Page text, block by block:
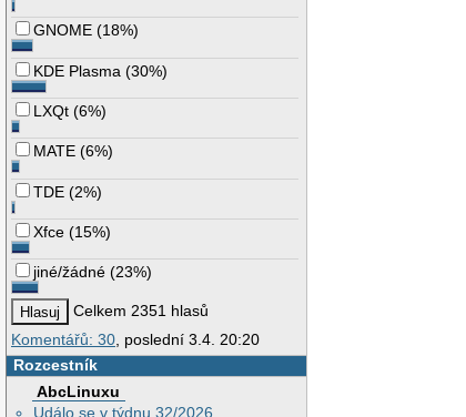
GNOME (18%)
KDE Plasma (30%)
LXQt (6%)
MATE (6%)
TDE (2%)
Xfce (15%)
jiné/žádné (23%)
Celkem 2351 hlasů
Komentářů: 30 , poslední 3.4. 20:20
Rozcestník
AbcLinuxu
Událo se v týdnu 32/2026